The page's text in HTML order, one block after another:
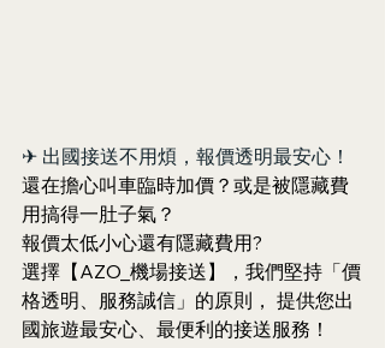
✈ 出國接送不用煩，報價透明最安心！
還在擔心叫車臨時加價？或是被隱藏費
用搞得一肚子氣？
報價太低小心還有隱藏費用?
選擇【AZO_機場接送】，我們堅持「價
格透明、服務誠信」的原則， 提供您出
國旅遊最安心、最便利的接送服務！